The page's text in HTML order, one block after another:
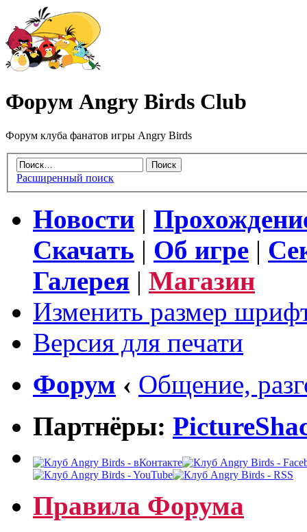
Форум Angry Birds Club
Форум клуба фанатов игры Angry Birds
Расширенный поиск
Новости |
Скачать | Об игре |
Галерея | Магазин
Изменить размер
Версия для печати
Форум ‹ Общение,
Партнёры:
Правила Форума